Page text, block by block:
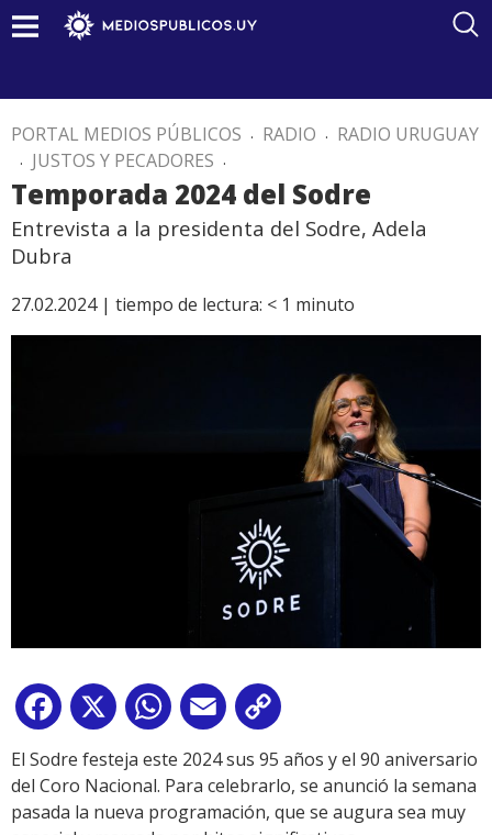
PORTAL MEDIOS PÚBLICOS . RADIO . RADIO URUGUAY
. JUSTOS Y PECADORES .
Temporada 2024 del Sodre
Entrevista a la presidenta del Sodre, Adela
Dubra
27.02.2024 | tiempo de lectura: < 1 minuto
Facebook
X WhatsApp
Email
Link
El Sodre festeja este 2024 sus 95 años y el 90 aniversario
del Coro Nacional. Para celebrarlo, se anunció la semana
pasada la nueva programación, que se augura sea muy